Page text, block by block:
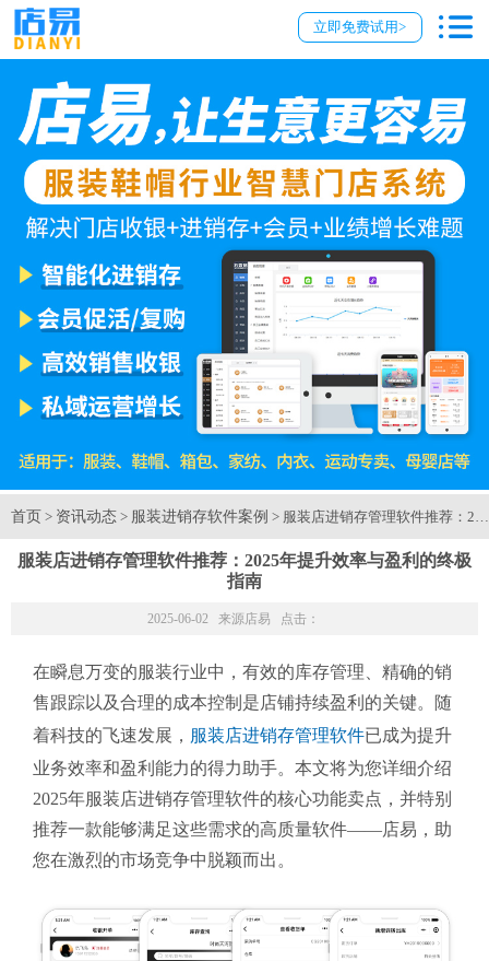
立即免费试用>
首页 > 资讯动态 > 服装进销存软件案例 > 服装店进销存管理软件推荐：
服装店进销存管理软件推荐：2025年提升效率与盈利的终极
指南
2025-06-02 来源店易 点击：
在瞬息万变的服装行业中，有效的库存管理、精确的销
售跟踪以及合理的成本控制是店铺持续盈利的关键。随
着科技的飞速发展， 服装店进销存管理软件已成为提升
业务效率和盈利能力的得力助手。本文将为您详细介绍
2025年服装店进销存管理软件的核心功能卖点，并特别
推荐一款能够满足这些需求的高质量软件——店易，助
您在激烈的市场竞争中脱颖而出。